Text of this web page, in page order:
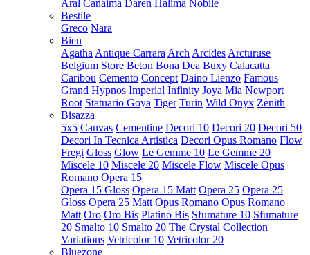
Aral Canaima Daren Halima Nobile
Bestile
Greco Nara
Bien
Agatha Antique Carrara Arch Arcides Arcturuse
Belgium Store Beton Bona Dea Buxy Calacatta
Caribou Cemento Concept Daino Lienzo Famous
Grand Hypnos Imperial Infinity Joya Mia Newport
Root Statuario Goya Tiger Turin Wild Onyx Zenith
Bisazza
5x5 Canvas Cementine Decori 10 Decori 20 Decori 50
Decori In Tecnica Artistica Decori Opus Romano Flow
Fregi Gloss Glow Le Gemme 10 Le Gemme 20
Miscele 10 Miscele 20 Miscele Flow Miscele Opus
Romano Opera 15
Opera 15 Gloss Opera 15 Matt Opera 25 Opera 25
Gloss Opera 25 Matt Opus Romano Opus Romano
Matt Oro Oro Bis Platino Bis Sfumature 10 Sfumature
20 Smalto 10 Smalto 20 The Crystal Collection
Variations Vetricolor 10 Vetricolor 20
Bluezone